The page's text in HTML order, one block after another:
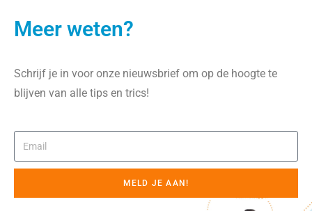
Meer weten?
Schrijf je in voor onze nieuwsbrief om op de hoogte te
blijven van alle tips en trics!
MELD JE AAN!